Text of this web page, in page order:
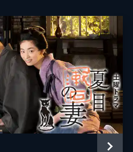
介 玉置孝匡
平 菊田大輔
松永博史
一龍斎貞水
ク・ミネ 遠藤要
ィ稲田 泉里香
原史奈